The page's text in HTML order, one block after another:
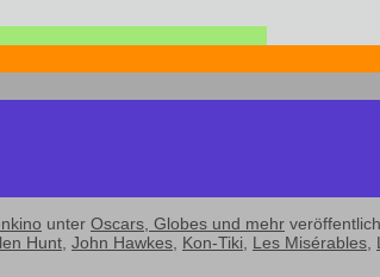
unter Oscars, Globes und mehr
Hunt, John Hawkes, Kon-Tiki, Les Misérables,